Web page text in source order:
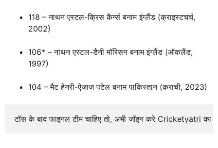
118 – नाथन एस्‍टल-क्रिस कैर्न्‍स बनाम इंग्‍लैंड (क्राइस्‍टचर्च,
2002)
106* – नाथन एस्‍टल-डैनी मॉरिसन बनाम इंग्‍लैंड (ऑकलैंड,
1997)
104 – मैट हेनरी-ऐजाज पटेल बनाम पाकिस्‍तान (कराची, 2023)
टॉस के बाद फाइनल टीम चाहिए तो, अभी जॉइन करे Cricketyatri